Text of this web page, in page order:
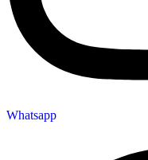
Whatsapp